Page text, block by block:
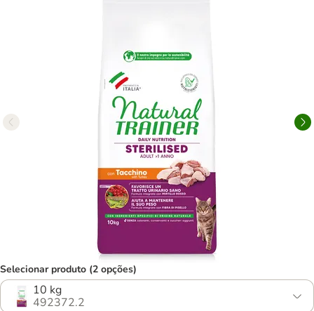
Selecionar produto (2 opções)
10 kg
492372.2